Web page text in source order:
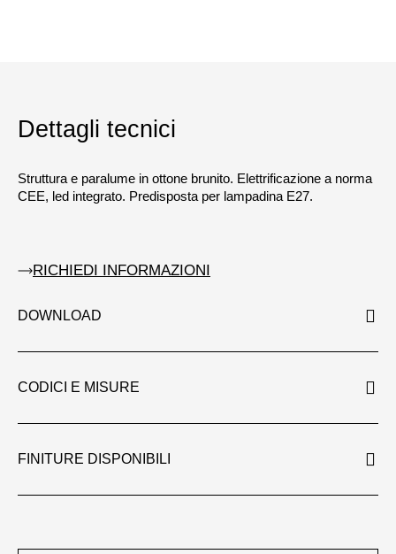
Dettagli tecnici
Struttura e paralume in ottone brunito. Elettrificazione a norma
CEE, led integrato. Predisposta per lampadina E27.
RICHIEDI INFORMAZIONI
DOWNLOAD
CODICI E MISURE
FINITURE DISPONIBILI